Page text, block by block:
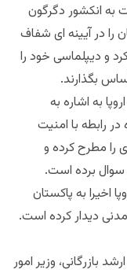
به انکشور دگرگون
را در آیینه ای شفاف
و دیپلماسی خود را
بگذارند.
به اشاره به
رابطه با امنیت
را مطرح کرده و
سوال برده است.
اخیرا به پاکستان
دیدار کرده است.
بازرگانی، وزیر امور